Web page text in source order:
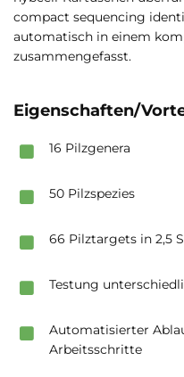
compact sequencing
automatisch in einem
zusammengefasst.
Eigenschaften/
16 Pilzgenera
50 Pilzspezies
66 Pilztargets in 2,5
Testung
Automatisierter
Arbeitsschritte